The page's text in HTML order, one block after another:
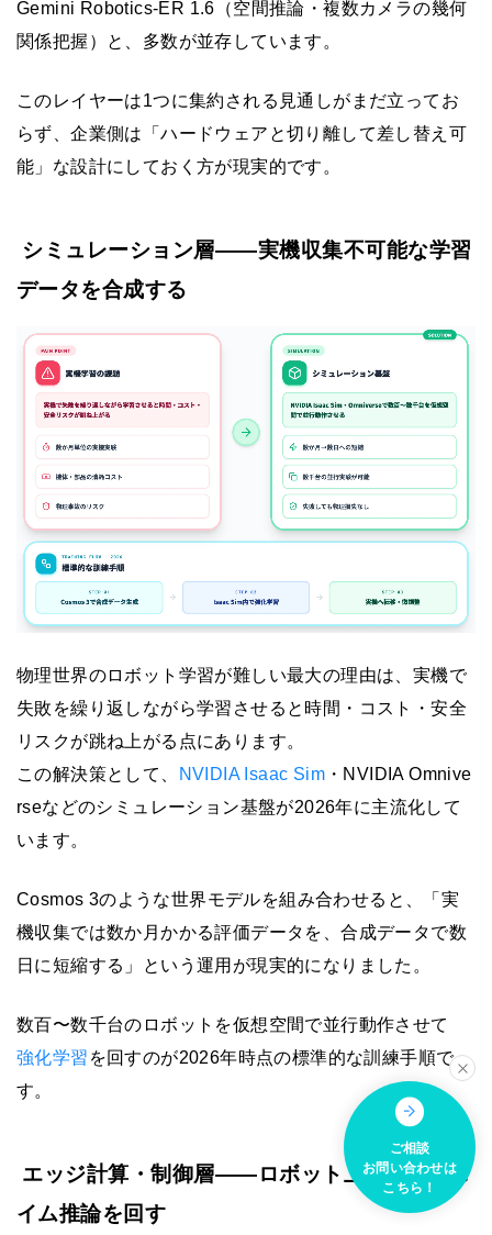
Gemini Robotics-ER 1.6（空間推論・複数カメラの幾何
関係把握）と、多数が並存しています。
このレイヤーは1つに集約される見通しがまだ立ってお
らず、企業側は「ハードウェアと切り離して差し替え可
能」な設計にしておく方が現実的です。
シミュレーション層——実機収集不可能な学習
データを合成する
物理世界のロボット学習が難しい最大の理由は、実機で
失敗を繰り返しながら学習させると時間・コスト・安全
リスクが跳ね上がる点にあります。
この解決策として、
NVIDIA Isaac Sim ・NVIDIA Omnive
rseなどのシミュレーション基盤が2026年に主流化して
います。
Cosmos 3のような世界モデルを組み合わせると、「実
機収集では数か月かかる評価データを、合成データで数
日に短縮する」という運用が現実的になりました。
数百〜数千台のロボットを仮想空間で並行動作させて
強化学習 を回すのが2026年時点の標準的な訓練手順で
す。
エッジ計算・制御層——ロボット上でリアルタ
イム推論を回す
ご相談
お問い合わせは
こちら！